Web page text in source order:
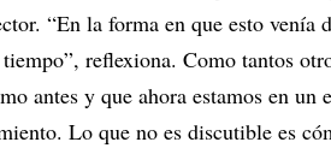
“En la forma en que esto
reflexiona. Como tantos
antes y que ahora estamos en
Lo que no es discutible es